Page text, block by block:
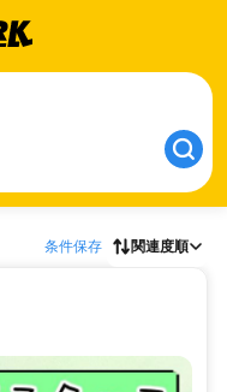
条件保存 関連度順